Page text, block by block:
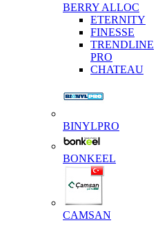
BERRY ALLOC
ETERNITY
FINESSE
TRENDLINE
PRO
CHATEAU
BINYLPRO
BONKEEL
CAMSAN